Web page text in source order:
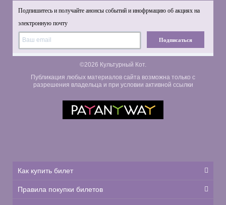
Подпишитесь и получайте анонсы событий и инофрмацию об акциях на
электронную почту
Подписаться
©2026 Культурный Кот.
Публикация любых материалов сайта возможна только с
разрешения владельца и при условии активной ссылки
Как купить билет
Правила покупки билетов